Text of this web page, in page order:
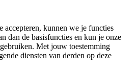
accepteren, kunnen we je functies
dan de basisfuncties en kun je onze
Met jouw toestemming
diensten van derden op deze